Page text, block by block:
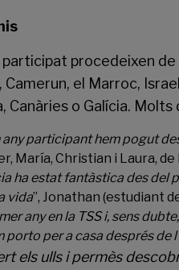
participat procedeixen
Camerun, el Marroc,
Canàries o Galícia.
any participant hem pogut
María, Christian i Laura,
ha estat fantàstica des del
vida”, Jonathan (estudiant
any en la TSS i, sens
porto per a casa després de
els ulls i permès